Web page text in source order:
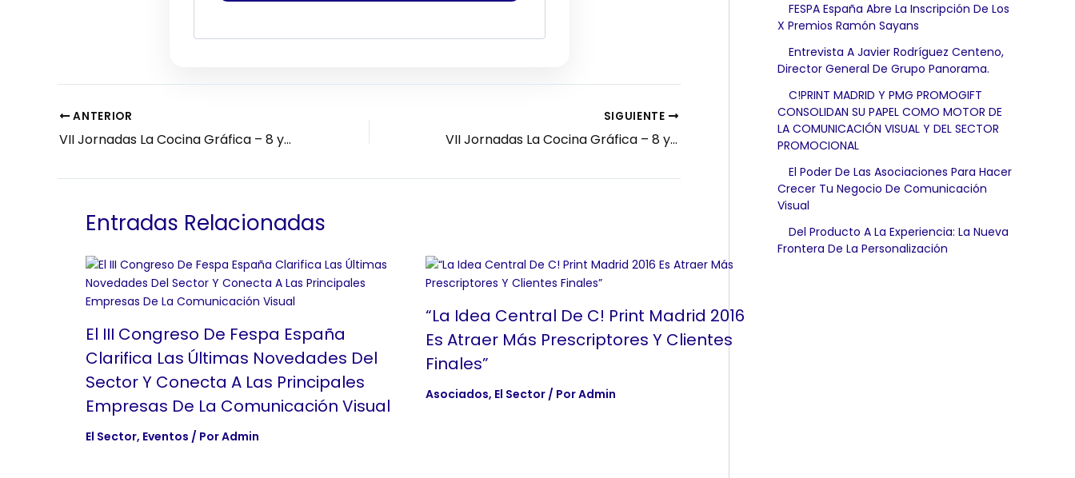
ANTERIOR
VII Jornadas La Cocina Gráfica – 8 y 9 de febrero de 2023
SIGUIENTE
VII Jornadas La Cocina Gráfica – 8 y 9 de febrero de 2023
Entradas Relacionadas
El III Congreso De Fespa España
Clarifica Las Últimas Novedades Del
Sector Y Conecta A Las Principales
Empresas De La Comunicación Visual
El Sector, Eventos / PorAdmin
“La Idea Central De C! Print Madrid 2016
Es Atraer Más Prescriptores Y Clientes
Finales”
Asociados, El Sector / PorAdmin
FESPA España Abre La Inscripción De Los
X Premios Ramón Sayans
Entrevista A Javier Rodríguez Centeno,
Director General De Grupo Panorama.
C!PRINT MADRID Y PMG PROMOGIFT
CONSOLIDAN SU PAPEL COMO MOTOR DE
LA COMUNICACIÓN VISUAL Y DEL SECTOR
PROMOCIONAL
El Poder De Las Asociaciones Para Hacer
Crecer Tu Negocio De Comunicación
Visual
Del Producto A La Experiencia: La Nueva
Frontera De La Personalización